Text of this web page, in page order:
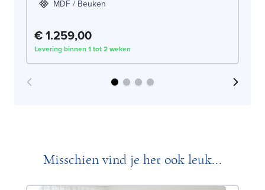
MDF / Beuken
€ 1.259,00
Levering binnen 1 tot 2 weken
Misschien vind je het ook leuk...